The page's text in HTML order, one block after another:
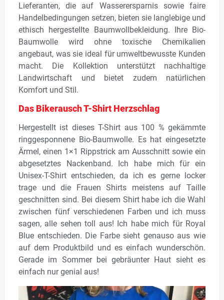
Lieferanten, die auf Wasserersparnis sowie faire
Handelbedingungen setzen, bieten sie langlebige und
ethisch hergestellte Baumwollbekleidung. Ihre Bio-
Baumwolle wird ohne toxische Chemikalien
angebaut, was sie ideal für umweltbewusste Kunden
macht. Die Kollektion unterstützt nachhaltige
Landwirtschaft und bietet zudem natürlichen
Komfort und Stil.
Das Bikerausch T-Shirt Herzschlag
Hergestellt ist dieses T-Shirt aus 100 % gekämmte
ringgesponnene Bio-Baumwolle. Es hat eingesetzte
Ärmel, einen 1×1 Rippstrick am Ausschnitt sowie ein
abgesetztes Nackenband. Ich habe mich für ein
Unisex-T-Shirt entschieden, da ich es gerne locker
trage und die Frauen Shirts meistens auf Taille
geschnitten sind. Bei diesem Shirt habe ich die Wahl
zwischen fünf verschiedenen Farben und ich muss
sagen, alle sehen toll aus! Ich habe mich für Royal
Blue entschieden. Die Farbe sieht genauso aus wie
auf dem Produktbild und es einfach wunderschön.
Gerade im Sommer bei gebräunter Haut sieht es
einfach nur genial aus!